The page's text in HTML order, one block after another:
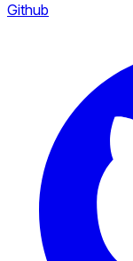
Github